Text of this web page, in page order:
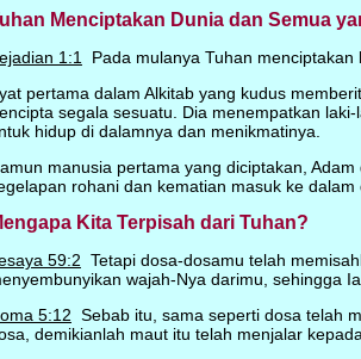
Menciptakan Dunia dan Semua
1:1
Pada mulanya Tuhan menciptakan
pertama dalam Alkitab yang kudus
segala sesuatu. Dia menempatkan
hidup di dalamnya dan menikmatinya.
manusia pertama yang diciptakan,
rohani dan kematian masuk ke dalam
Kita Terpisah dari Tuhan?
59:2 Tetapi dosa-dosamu telah
wajah-Nya darimu, sehingga
5:12 Sebab itu, sama seperti dosa telah
demikianlah maut itu telah menjalar